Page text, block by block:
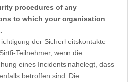
procedures of any
to which your organisation
der Sicherheitskontakte
Teilnehmer, wenn die
eines Incidents nahelegt, dass
betroffen sind. Die